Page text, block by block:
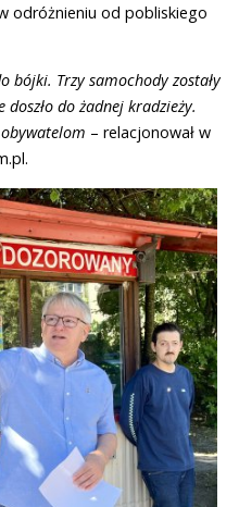
odróżnieniu od pobliskiego
bójki. Trzy samochody zostały
do żadnej kradzieży.
– relacjonował w